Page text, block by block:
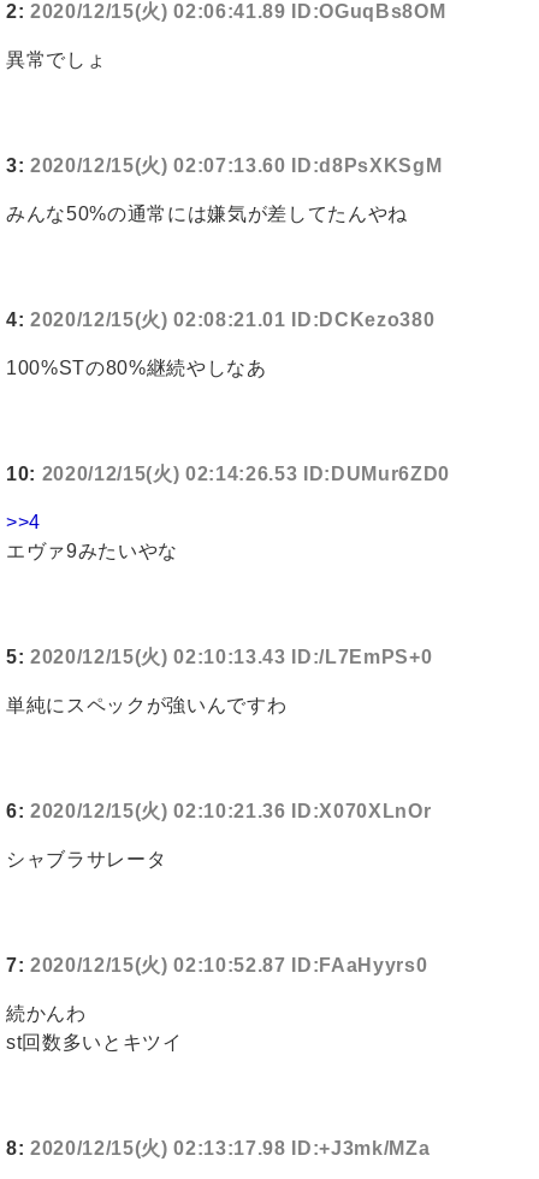
2: 2020/12/15(火) 02:06:41.89 ID:OGuqBs8OM
異常でしょ
3: 2020/12/15(火) 02:07:13.60 ID:d8PsXKSgM
みんな50%の通常には嫌気が差してたんやね
4: 2020/12/15(火) 02:08:21.01 ID:DCKezo380
100%STの80%継続やしなあ
10: 2020/12/15(火) 02:14:26.53 ID:DUMur6ZD0
>>4
エヴァ9みたいやな
5: 2020/12/15(火) 02:10:13.43 ID:/L7EmPS+0
単純にスペックが強いんですわ
6: 2020/12/15(火) 02:10:21.36 ID:X070XLnOr
シャブラサレータ
7: 2020/12/15(火) 02:10:52.87 ID:FAaHyyrs0
続かんわ
st回数多いとキツイ
8: 2020/12/15(火) 02:13:17.98 ID:+J3mk/MZa